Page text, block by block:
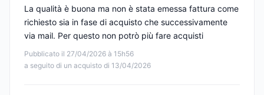
Pubblicato il 27/04/2026 à 15h56
a seguito di un acquisto di 13/04/2026
La qualità è buona ma non è stata emessa fattura come
richiesto sia in fase di acquisto che successivamente
via mail. Per questo non potrò più fare acquisti